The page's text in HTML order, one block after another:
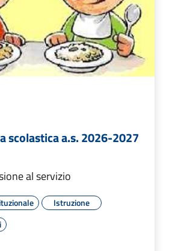
scolastica a.s. 2026-2027
al servizio
Istruzione